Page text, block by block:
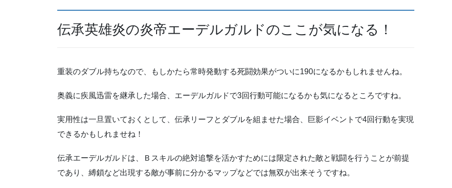
伝承英雄炎の炎帝エーデルガルドのここが気になる！
重装のダブル持ちなので、もしかたら常時発動する死闘効果がついに190になるかもしれませんね。
奥義に疾風迅雷を継承した場合、エーデルガルドで3回行動可能になるかも気になるところですね。
実用性は一旦置いておくとして、伝承リーフとダブルを組ませた場合、巨影イベントで4回行動を実現
できるかもしれませね！
伝承エーデルガルドは、Ｂスキルの絶対追撃を活かすためには限定された敵と戦闘を行うことが前提
であり、縛鎖など出現する敵が事前に分かるマップなどでは無双が出来そうですね。